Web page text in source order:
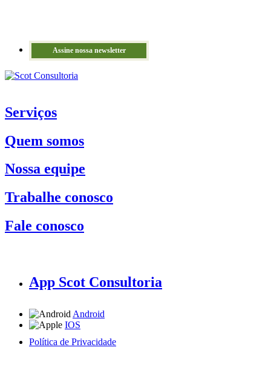
Assine nossa newsletter
Serviços
Quem somos
Nossa equipe
Trabalhe conosco
Fale conosco
App Scot Consultoria
Android
IOS
Política de Privacidade